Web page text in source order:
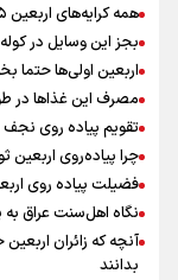
اینفو برنا /
همه کرایه‌های اربعین ۱۴۰۵ از مرز تا نجف و کربلا
بجز این وسایل در کوله خود
اربعین اولی‌ها حتما
مصرف این غذاها در
تقویم پیاده روی نجف به کربلا
چرا پیاده‌روی اربعین
فضیلت پیاده روی
نگاه اهل‌سنت عراق
بدانند